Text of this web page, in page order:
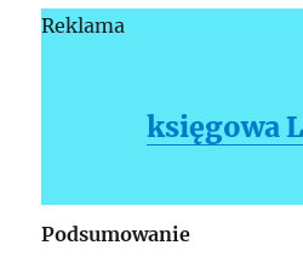
Reklama
księgowa
Podsumowanie